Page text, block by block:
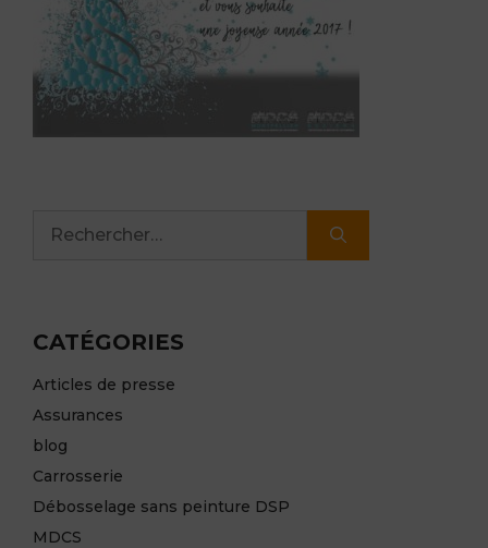
CATÉGORIES
Articles de presse
Assurances
blog
Carrosserie
Débosselage sans peinture DSP
MDCS